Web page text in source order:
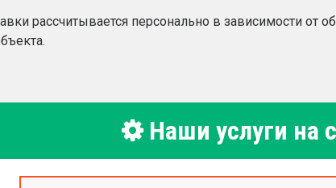
рассчитывается персонально в зависимости от
Наши услуги на